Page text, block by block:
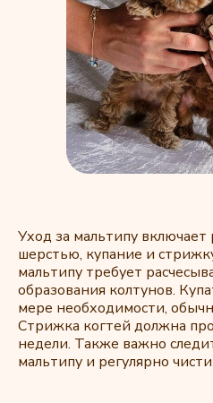
Уход за мальтипу включает
шерстью, купание и
мальтипу требует
образования колтунов.
мере необходимости,
Стрижка когтей должна
недели. Также важно
мальтипу и регулярно